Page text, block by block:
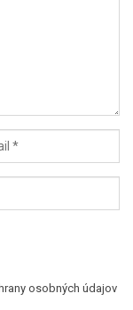
osobných údajov